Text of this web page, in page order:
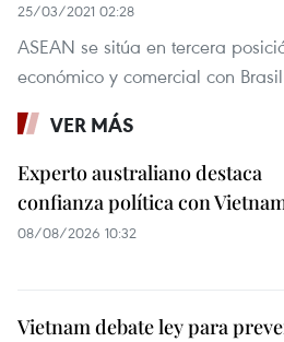
25/03/2021 02:28
ASEAN se sitúa en tercera
económico y comercial con Brasil
VER MÁS
Experto australiano destaca
confianza política con
08/08/2026 10:32
Vietnam debate ley para